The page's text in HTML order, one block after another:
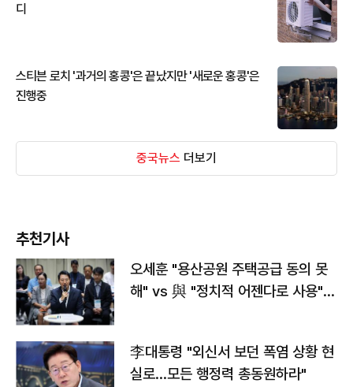
디
스티븐 로치 '과거의 홍콩'은 끝났지만 '새로운 홍콩'은
진행중
중국뉴스 더보기
추천기사
오세훈 "용산공원 주택공급 동의 못
해" vs 與 "정치적 어젠다로 사용"
李대통령 "외신서 보던 폭염 상황 현
실로…모든 행정력 총동원하라"